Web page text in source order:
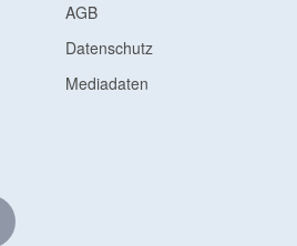
AGB
Datenschutz
Mediadaten